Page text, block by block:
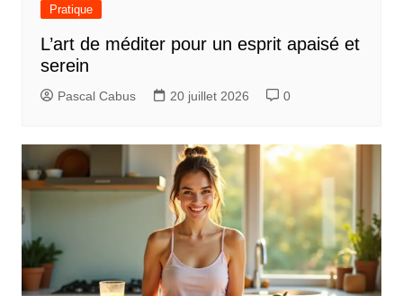
Pratique
L’art de méditer pour un esprit apaisé et
serein
Pascal Cabus 20 juillet 2026 0